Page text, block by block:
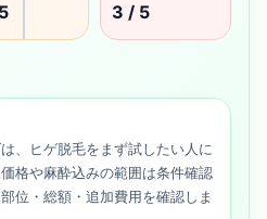
3 / 5
、ヒゲ脱毛をまず試したい人に
格や麻酔込みの範囲は条件確認
位・総額・追加費用を確認しま